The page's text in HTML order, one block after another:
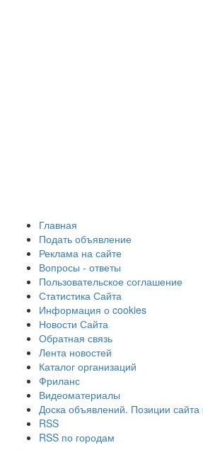
Главная
Подать объявление
Реклама на сайте
Вопросы - ответы
Пользовательское соглашение
Статистика Сайта
Информация о cookies
Новости Сайта
Обратная связь
Лента новостей
Каталог организаций
Фриланс
Видеоматериалы
Доска объявлений. Позиции сайта
RSS
RSS по городам